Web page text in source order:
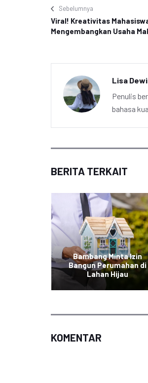
Sebelumnya
Viral! Kreativitas
Mengembangkan Usaha
Lisa
Penulis
bahasa
BERITA TERKAIT
Bambang Minta Izin
Bangun Perumahan di
Lahan Hijau
KOMENTAR